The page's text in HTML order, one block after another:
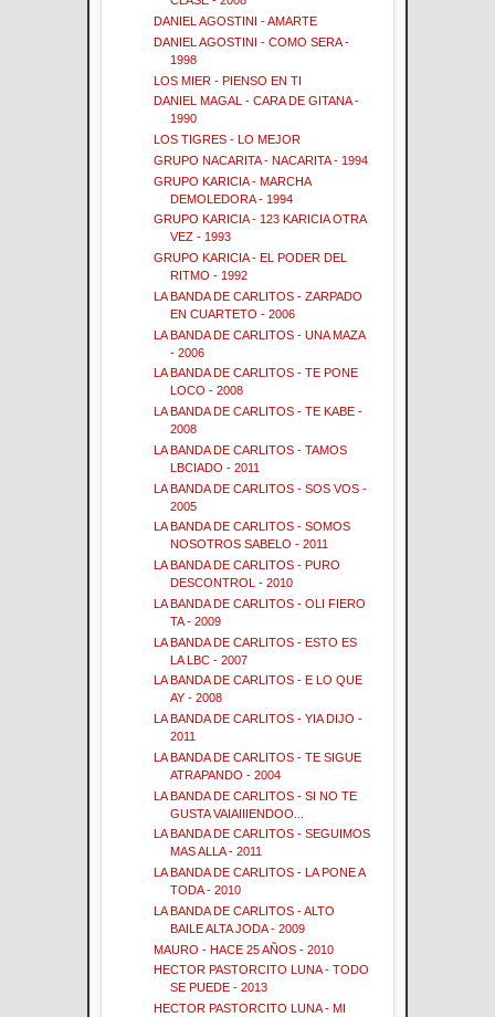
DANIEL AGOSTINI - AMARTE
DANIEL AGOSTINI - COMO SERA -
1998
LOS MIER - PIENSO EN TI
DANIEL MAGAL - CARA DE GITANA -
1990
LOS TIGRES - LO MEJOR
GRUPO NACARITA - NACARITA - 1994
GRUPO KARICIA - MARCHA
DEMOLEDORA - 1994
GRUPO KARICIA - 123 KARICIA OTRA
VEZ - 1993
GRUPO KARICIA - EL PODER DEL
RITMO - 1992
LA BANDA DE CARLITOS - ZARPADO
EN CUARTETO - 2006
LA BANDA DE CARLITOS - UNA MAZA
- 2006
LA BANDA DE CARLITOS - TE PONE
LOCO - 2008
LA BANDA DE CARLITOS - TE KABE -
2008
LA BANDA DE CARLITOS - TAMOS
LBCIADO - 2011
LA BANDA DE CARLITOS - SOS VOS -
2005
LA BANDA DE CARLITOS - SOMOS
NOSOTROS SABELO - 2011
LA BANDA DE CARLITOS - PURO
DESCONTROL - 2010
LA BANDA DE CARLITOS - OLI FIERO
TA - 2009
LA BANDA DE CARLITOS - ESTO ES
LA LBC - 2007
LA BANDA DE CARLITOS - E LO QUE
AY - 2008
LA BANDA DE CARLITOS - YIA DIJO -
2011
LA BANDA DE CARLITOS - TE SIGUE
ATRAPANDO - 2004
LA BANDA DE CARLITOS - SI NO TE
GUSTA VAIAIIIENDOO...
LA BANDA DE CARLITOS - SEGUIMOS
MAS ALLA - 2011
LA BANDA DE CARLITOS - LA PONE A
TODA - 2010
LA BANDA DE CARLITOS - ALTO
BAILE ALTA JODA - 2009
MAURO - HACE 25 AÑOS - 2010
HECTOR PASTORCITO LUNA - TODO
SE PUEDE - 2013
HECTOR PASTORCITO LUNA - MI